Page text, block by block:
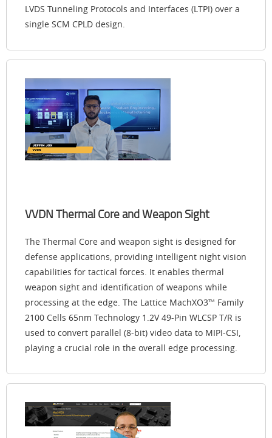
LVDS Tunneling Protocols and Interfaces (LTPI) over a
single SCM CPLD design.
VVDN Thermal Core and Weapon Sight
The Thermal Core and weapon sight is designed for
defense applications, providing intelligent night vision
capabilities for tactical forces. It enables thermal
weapon sight and identification of weapons while
processing at the edge. The Lattice MachXO3™ Family
2100 Cells 65nm Technology 1.2V 49-Pin WLCSP T/R is
used to convert parallel (8-bit) video data to MIPI-CSI,
playing a crucial role in the overall edge processing.